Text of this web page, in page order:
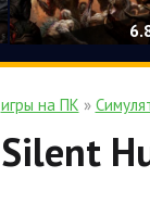
игры на ПК »
Silent